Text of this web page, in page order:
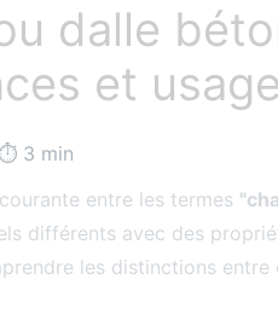
dalle
et
3 min
entre les termes
différents avec des
les distinctions entre